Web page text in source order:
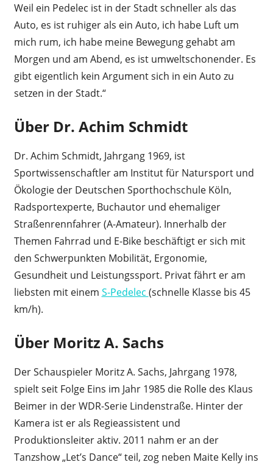
Weil ein Pedelec ist in der Stadt schneller als das
Auto, es ist ruhiger als ein Auto, ich habe Luft um
mich rum, ich habe meine Bewegung gehabt am
Morgen und am Abend, es ist umweltschonender. Es
gibt eigentlich kein Argument sich in ein Auto zu
setzen in der Stadt.“
Über Dr. Achim Schmidt
Dr. Achim Schmidt, Jahrgang 1969, ist
Sportwissenschaftler am Institut für Natursport und
Ökologie der Deutschen Sporthochschule Köln,
Radsportexperte, Buchautor und ehemaliger
Straßenrennfahrer (A-Amateur). Innerhalb der
Themen Fahrrad und E-Bike beschäftigt er sich mit
den Schwerpunkten Mobilität, Ergonomie,
Gesundheit und Leistungssport. Privat fährt er am
liebsten mit einem S-Pedelec (schnelle Klasse bis 45
km/h).
Über Moritz A. Sachs
Der Schauspieler Moritz A. Sachs, Jahrgang 1978,
spielt seit Folge Eins im Jahr 1985 die Rolle des Klaus
Beimer in der WDR-Serie Lindenstraße. Hinter der
Kamera ist er als Regieassistent und
Produktionsleiter aktiv. 2011 nahm er an der
Tanzshow „Let’s Dance“ teil, zog neben Maite Kelly ins